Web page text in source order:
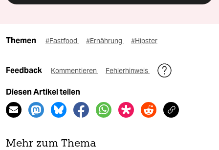
Themen #Fastfood #Ernährung #Hipster
Feedback Kommentieren Fehlerhinweis
Diesen Artikel teilen
Mehr zum Thema